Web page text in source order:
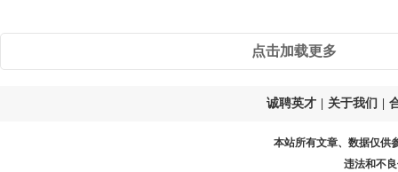
点击加载更多
诚聘英才 关于我们
本站所有文章、数据仅供
违法和不